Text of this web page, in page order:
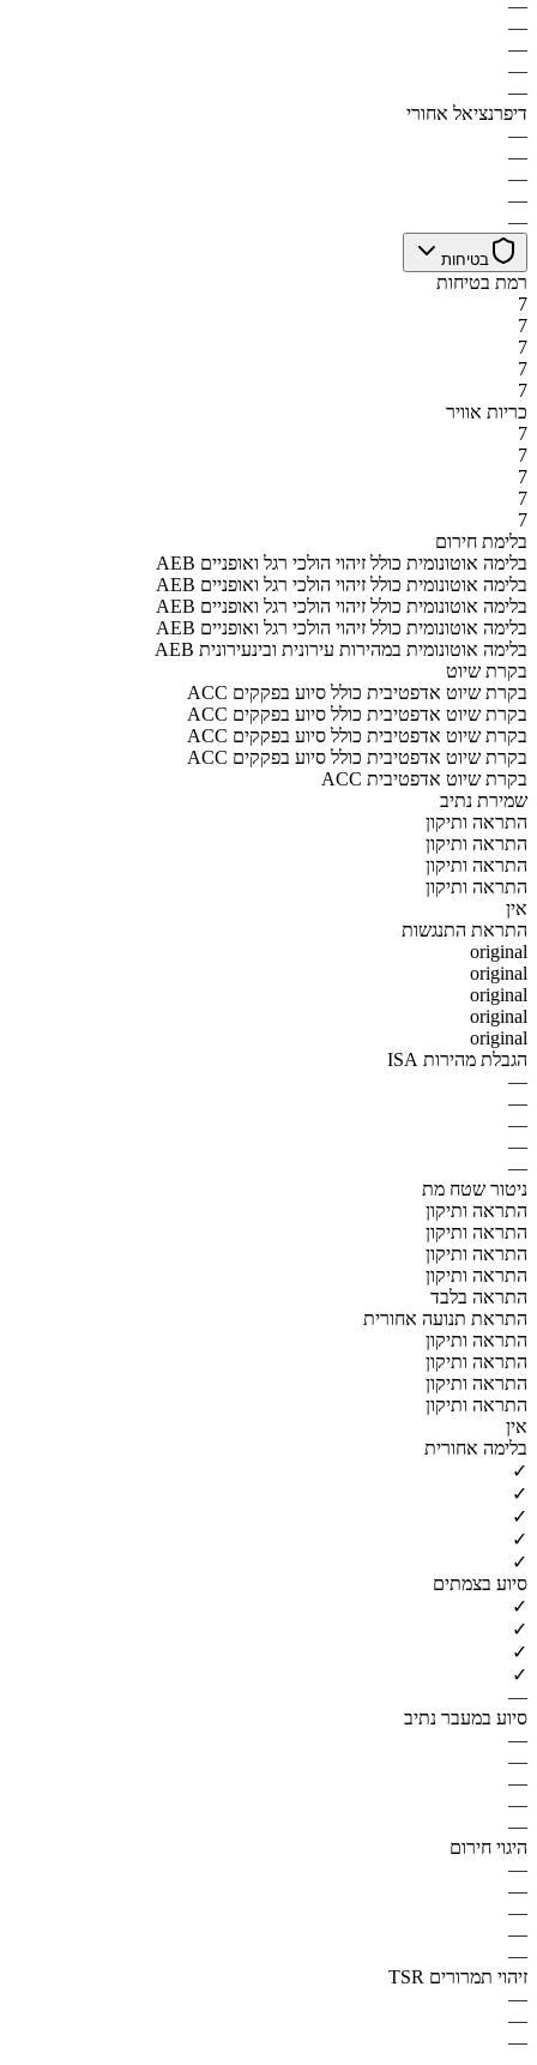
—
—
—
—
—
דיפרנציאל אחורי
—
—
—
—
—
בטיחות
רמת בטיחות
7
7
7
7
7
כריות אוויר
7
7
7
7
7
בלימת חירום
AEB בלימה אוטונומית כולל זיהוי הולכי רגל ואופניים
AEB בלימה אוטונומית כולל זיהוי הולכי רגל ואופניים
AEB בלימה אוטונומית כולל זיהוי הולכי רגל ואופניים
AEB בלימה אוטונומית כולל זיהוי הולכי רגל ואופניים
AEB בלימה אוטונומית במהירות עירונית ובינעירונית
בקרת שיוט
ACC בקרת שיוט אדפטיבית כולל סיוע בפקקים
ACC בקרת שיוט אדפטיבית כולל סיוע בפקקים
ACC בקרת שיוט אדפטיבית כולל סיוע בפקקים
ACC בקרת שיוט אדפטיבית כולל סיוע בפקקים
ACC בקרת שיוט אדפטיבית
שמירת נתיב
התראה ותיקון
התראה ותיקון
התראה ותיקון
התראה ותיקון
אין
התראת התנגשות
original
original
original
original
original
הגבלת מהירות ISA
—
—
—
—
—
ניטור שטח מת
התראה ותיקון
התראה ותיקון
התראה ותיקון
התראה ותיקון
התראה בלבד
התראת תנועה אחורית
התראה ותיקון
התראה ותיקון
התראה ותיקון
התראה ותיקון
אין
בלימה אחורית
✓
✓
✓
✓
✓
סיוע בצמתים
✓
✓
✓
✓
—
סיוע במעבר נתיב
—
—
—
—
—
היגוי חירום
—
—
—
—
—
זיהוי תמרורים TSR
—
—
—